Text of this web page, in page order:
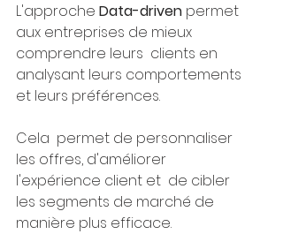
L'approche Data-driven permet
aux entreprises de mieux
comprendre leurs  clients en
analysant leurs comportements
et leurs préférences.
Cela  permet de personnaliser
les offres, d'améliorer
l'expérience client et  de cibler
les segments de marché de
manière plus efficace.